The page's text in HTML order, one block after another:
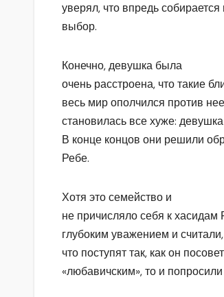
уверял, что впредь
выбор.
Конечно, девушка была
очень расстроена, что такие
весь мир ополчился против
становилась все хуже:
В конце концов они решили
Ребе.
Хотя это семейство и
не причисляло себя к хасидам
глубоким уважением и
что поступят так, как он
«любавичским», то и